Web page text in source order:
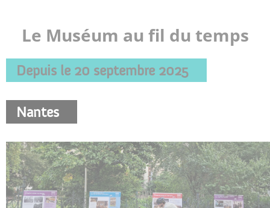
Le Muséum au fil du temps
Depuis le 20 septembre 2025
Nantes